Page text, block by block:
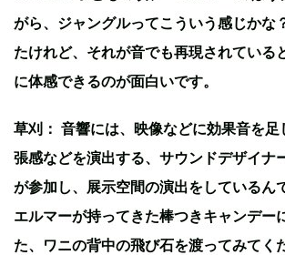
がら、ジャングルってこういう感じか
たけれど、それが音でも再現されている
に体感できるのが面白いです。
草刈： 音響には、映像などに効果音を足
張感などを演出する、サウンドデザイナ
が参加し、展示空間の演出をしているん
エルマーが持ってきた棒つきキャンデー
た、ワニの背中の飛び石を渡ってみてく